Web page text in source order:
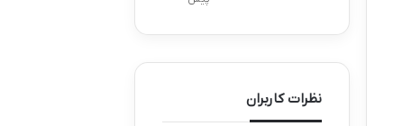
نظرات کاربران